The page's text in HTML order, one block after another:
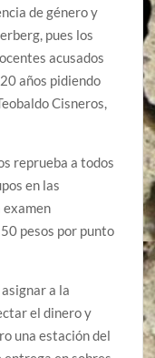
de género y
pues los
acusados
años pidiendo
Cisneros,
reprueba a todos
en las
examen
pesos por punto
a la
el dinero y
una estación del